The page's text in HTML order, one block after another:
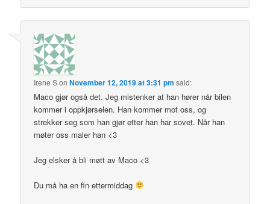
Irene SonNovember 12, 2019 at 3:31 pm said:
Maco gjør også det. Jeg mistenker at han hører når bilen
kommer i oppkjørselen. Han kommer mot oss, og
strekker seg som han gjør etter han har sovet. Når han
møter oss maler han <3
Jeg elsker å bli møtt av Maco <3
Du må ha en fin ettermiddag